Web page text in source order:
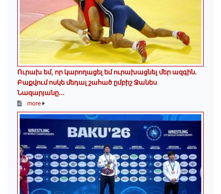
Ուրախ եմ, որ կարողացել եմ ուրախացնել մեր ազգին.
Բաքվում ոսկե մեդալ շահած ըմբիշ Ջանես
Նազարյանը...
more